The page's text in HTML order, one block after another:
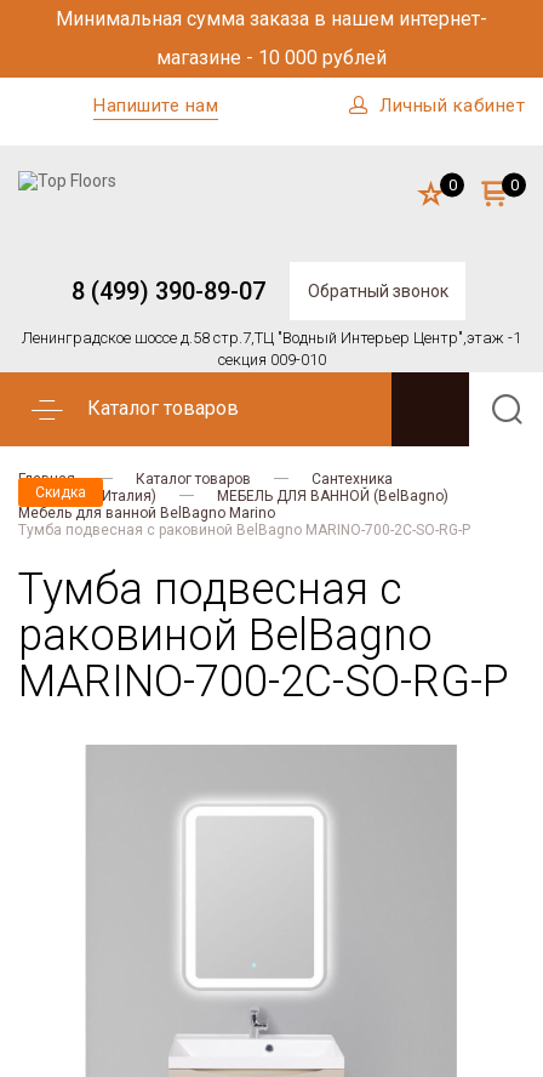
Минимальная сумма заказа в нашем интернет-
магазине - 10 000 рублей
Напишите нам Личный кабинет
8 (499) 390-89-07 Обратный звонок
Ленинградское шоссе д.58 стр.7,ТЦ "Водный Интерьер Центр",этаж -1
секция 009-010
0 0
Каталог товаров
Главная Каталог товаров
Сантехника
BELBAGNO (Италия)
МЕБЕЛЬ ДЛЯ ВАННОЙ (BelBagno)
Мебель для ванной BelBagno Marino
Тумба подвесная с раковиной BelBagno MARINO-700-2C-SO-RG-P
Тумба подвесная с
раковиной BelBagno
MARINO-700-2C-SO-RG-P
Скидка